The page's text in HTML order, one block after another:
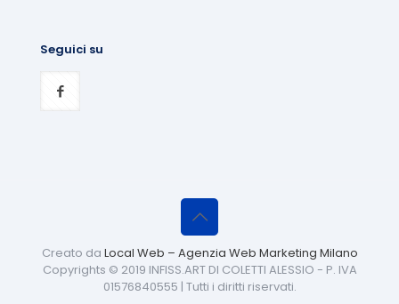
Seguici su
Creato da Local Web – Agenzia Web Marketing Milano
Copyrights © 2019 INFISS.ART DI COLETTI ALESSIO - P. IVA
01576840555 | Tutti i diritti riservati.